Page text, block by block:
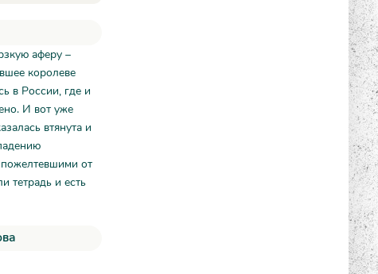
аферу –
королеве
в России, где и
И вот уже
втянута и
пожелтевшими от
тетрадь и есть